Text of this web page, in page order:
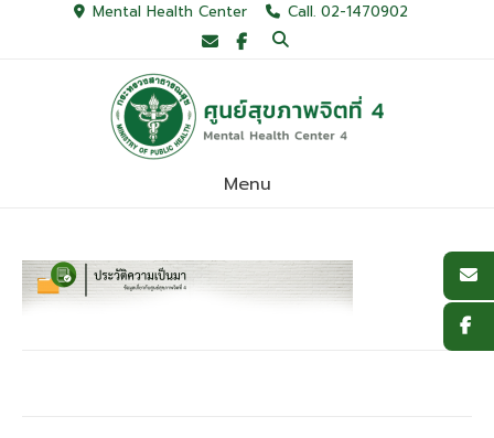
Mental Health Center Call. 02-1470902
Menu